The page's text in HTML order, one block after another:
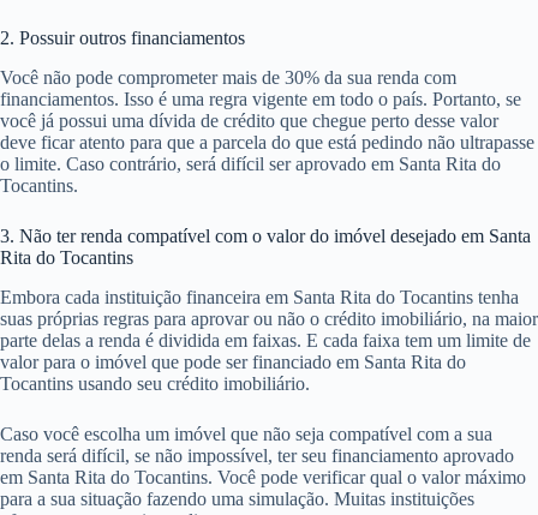
2. Possuir outros financiamentos
Você não pode comprometer mais de 30% da sua renda com
financiamentos. Isso é uma regra vigente em todo o país. Portanto, se
você já possui uma dívida de crédito que chegue perto desse valor
deve ficar atento para que a parcela do que está pedindo não ultrapasse
o limite. Caso contrário, será difícil ser aprovado em Santa Rita do
Tocantins.
3. Não ter renda compatível com o valor do imóvel desejado em Santa
Rita do Tocantins
Embora cada instituição financeira em Santa Rita do Tocantins tenha
suas próprias regras para aprovar ou não o crédito imobiliário, na maior
parte delas a renda é dividida em faixas. E cada faixa tem um limite de
valor para o imóvel que pode ser financiado em Santa Rita do
Tocantins usando seu crédito imobiliário.
Caso você escolha um imóvel que não seja compatível com a sua
renda será difícil, se não impossível, ter seu financiamento aprovado
em Santa Rita do Tocantins. Você pode verificar qual o valor máximo
para a sua situação fazendo uma simulação. Muitas instituições